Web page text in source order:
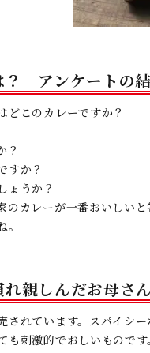
アンケートの
どこのカレーですか？
？
すか？
ょうか？
カレーが一番おいしいと
親しんだお母さ
れています。スパイシ
刺激的でおしいものです